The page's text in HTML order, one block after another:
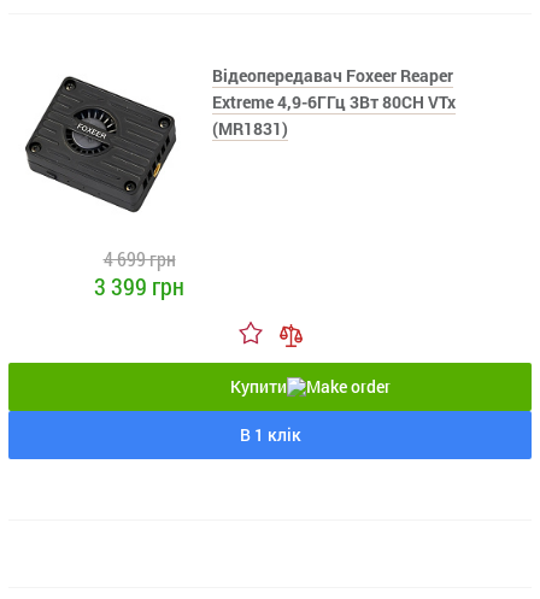
Відеопередавач Foxeer Reaper
Extreme 4,9-6ГГц 3Вт 80CH VTx
(MR1831)
4 699 грн
3 399 грн
Купити
В 1 клік